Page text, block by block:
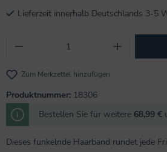
Lieferzeit innerhalb Deutschlands 3-5
Produkt Anzahl: Gib
Zum Merkzettel hinzufügen
Produktnummer: 18306
Bestellen Sie für weitere 68,99 €
Dieses funkelnde Haarband rundet jede